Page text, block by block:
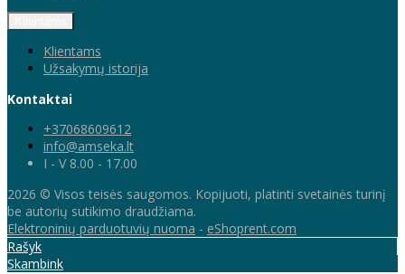
Klientams
Užsakymų istorija
Kontaktai
+37068609612
info@amseka.lt
I - V 8.00 - 17.00
2026 © Visos teisės saugomos. Kopijuoti, platinti svetainės turinį
be autorių sutikimo draudžiama.
Elektroninių parduotuvių nuoma - eShoprent.com
Rašyk
Skambink